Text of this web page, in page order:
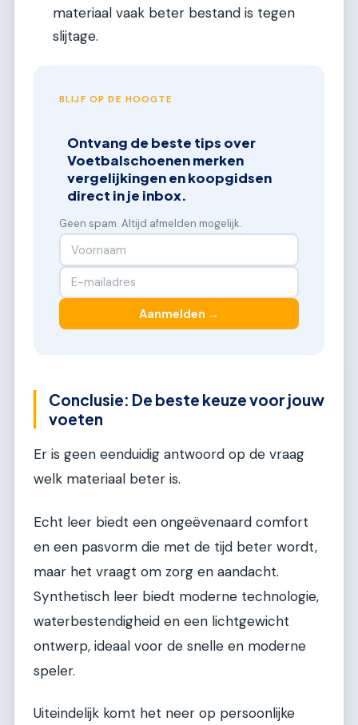
materiaal vaak beter bestand is tegen
slijtage.
BLIJF OP DE HOOGTE
Ontvang de beste tips over
Voetbalschoenen merken
vergelijkingen en koopgidsen
direct in je inbox.
Geen spam. Altijd afmelden mogelijk.
Aanmelden →
Conclusie: De beste keuze voor jouw
voeten
Er is geen eenduidig antwoord op de vraag
welk materiaal beter is.
Echt leer biedt een ongeëvenaard comfort
en een pasvorm die met de tijd beter wordt,
maar het vraagt om zorg en aandacht.
Synthetisch leer biedt moderne technologie,
waterbestendigheid en een lichtgewicht
ontwerp, ideaal voor de snelle en moderne
speler.
Uiteindelijk komt het neer op persoonlijke